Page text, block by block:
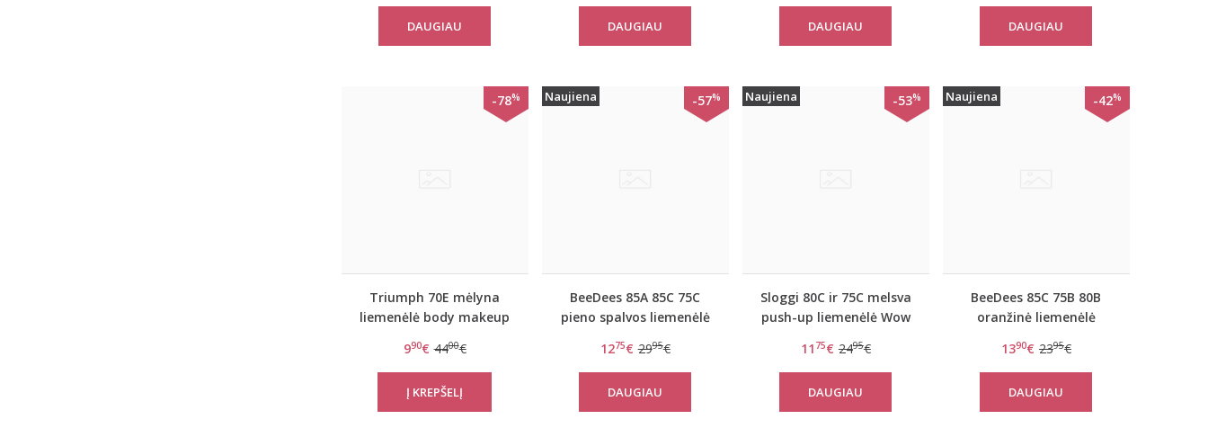
DAUGIAU DAUGIAU DAUGIAU DAUGIAU
-78%
Triumph 70E mėlyna
liemenėlė body makeup
990€ 4400€
Naujiena -57%
BeeDees 85A 85C 75C
pieno spalvos liemenėlė
1275€ 2995€
DAUGIAU
Naujiena -53%
Sloggi 80C ir 75C melsva
push-up liemenėlė Wow
11 75€ 2495€
DAUGIAU
Naujiena -42%
BeeDees 85C 75B 80B
oranžinė liemenėlė
1390€ 2395€
DAUGIAU